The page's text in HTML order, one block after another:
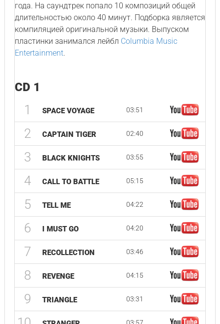
года. На саундтрек попало 10 композиций общей
длительностью около 40 минут. Подборка является
компиляцией оригинальной музыки. Выпуском
пластинки занимался лейбл Columbia Music
Entertainment.
CD 1
1 SPACE VOYAGE 03:51
2 CAPTAIN TIGER 02:40
3 BLACK KNIGHTS 03:55
4 CALL TO BATTLE 05:15
5 TELL ME 04:22
6 I MUST GO 04:20
7 RECOLLECTION 03:46
8 REVENGE 04:15
9 TRIANGLE 03:31